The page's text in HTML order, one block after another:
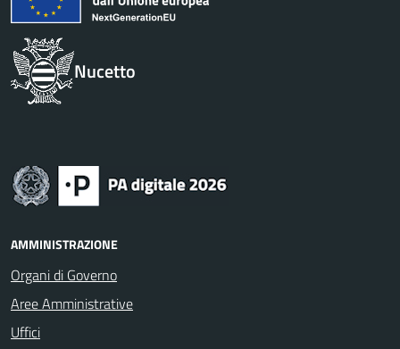
Nucetto
AMMINISTRAZIONE
Organi di Governo
Aree Amministrative
Uffici